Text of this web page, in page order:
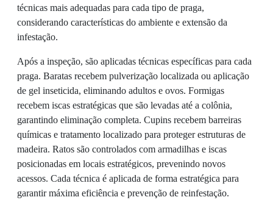
técnicas mais adequadas para cada tipo de praga,
considerando características do ambiente e extensão da
infestação.
Após a inspeção, são aplicadas técnicas específicas para cada
praga. Baratas recebem pulverização localizada ou aplicação
de gel inseticida, eliminando adultos e ovos. Formigas
recebem iscas estratégicas que são levadas até a colônia,
garantindo eliminação completa. Cupins recebem barreiras
químicas e tratamento localizado para proteger estruturas de
madeira. Ratos são controlados com armadilhas e iscas
posicionadas em locais estratégicos, prevenindo novos
acessos. Cada técnica é aplicada de forma estratégica para
garantir máxima eficiência e prevenção de reinfestação.